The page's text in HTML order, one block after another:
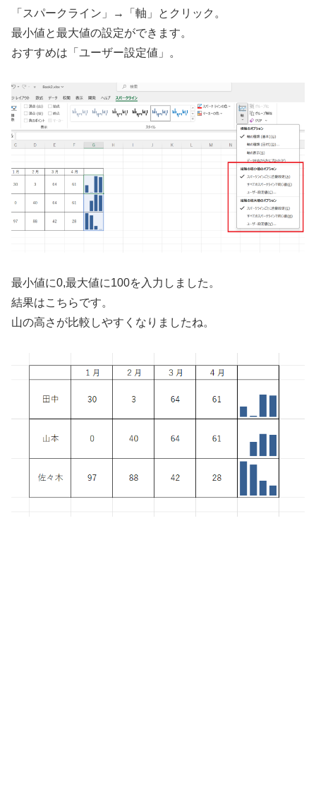
「スパークライン」→「軸」とクリック。
最小値と最大値の設定ができます。
おすすめは「ユーザー設定値」。
最小値に0,最大値に100を入力しました。
結果はこちらです。
山の高さが比較しやすくなりましたね。